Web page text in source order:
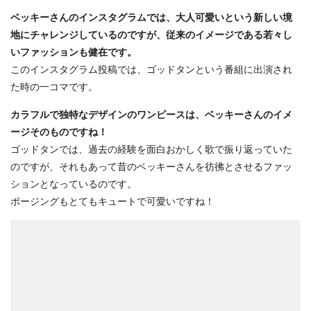
ベッキーさんのインスタグラムでは、大人可愛いという新しい境
地にチャレンジしているのですが、従来のイメージである若々し
いファッションも健在です。
このインスタグラム投稿では、ゴッドタンという番組に出演され
た時の一コマです。
カラフルで独特なデザインのワンピースは、ベッキーさんのイメ
ージそのものですね！
ゴッドタンでは、過去の経験を面白おかしく歌で振り返っていた
のですが、それもあって昔のベッキーさんを彷彿とさせるファッ
ションとなっているのです。
ポージングもとてもキュートで可愛いですね！